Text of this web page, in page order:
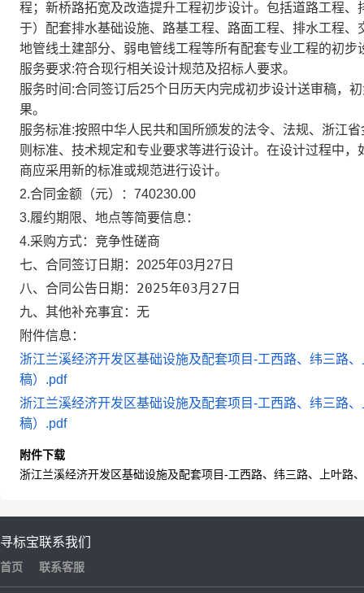
程；新桥路拓宽及改造提升工程初步设计。包括道路工程
于）配套排水基础设施、路基工程、路面工程、排水工程
地管线土建部分、弱电管线工程等所有配套专业工程的初
服务要求:符合现行相关设计规范及招标人要求。
服务时间:合同签订后25个日历天内完成初步设计送审稿，
果。
服务标准:按照中华人民共和国所颁发的法令、法规、浙江
则标准、技术规定和专业要求等进行设计。在设计过程中
商应采用新的标准或规范进行设计。
2.合同金额（元）： 740230.00
3.履约期限、地点等简要信息：
4.采购方式： 竞争性磋商
七、合同签订日期： 2025年03月27日
八、合同公告日期： 2025年03月27日
九、其他补充事宜： 无
附件信息：
浙江兰溪经济开发区基础设施及配套项目-工西路、纬三路
稿）.pdf
浙江兰溪经济开发区基础设施及配套项目-工西路、纬三路
稿）.pdf
附件下载
浙江兰溪经济开发区基础设施及配套项目-工西路、纬三路、上叶路
寻标宝
首页
联系我们
联系客服